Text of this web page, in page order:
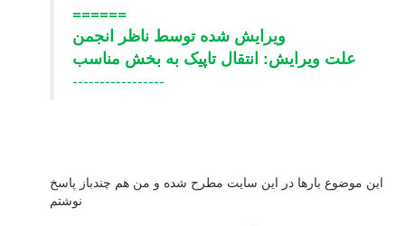
======
ویرایش شده توسط ناظر انجمن
علت ویرایش: انتقال تاپیک به بخش مناسب
-----------------
اين موضوع بارها در اين سايت مطرح شده و من هم چندباز پاسخ
نوشتم